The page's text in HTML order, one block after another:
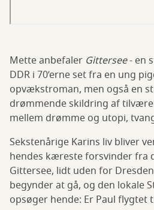
Mette anbefaler Gittersee- en
DDR i 70’erne set fra en ung
opvækstroman, men også en
drømmende skildring af
mellem drømme og utopi,
Sekstenårige Karins liv bliver
hendes kæreste forsvinder fra
Gittersee, lidt uden for
begynder at gå, og den lokale
opsøger hende: Er Paul flygtet